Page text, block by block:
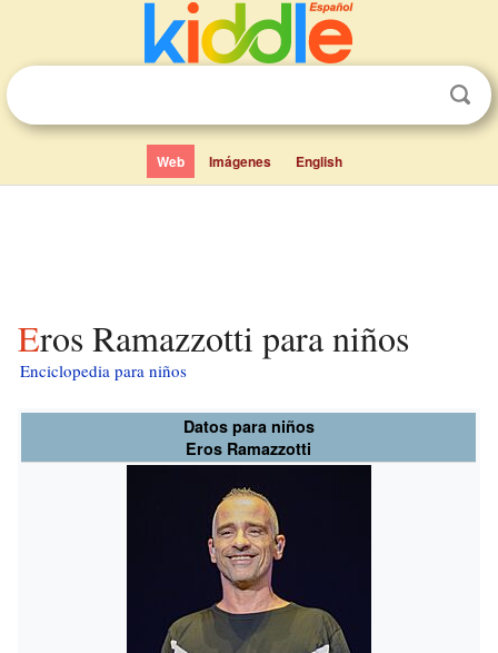
Web Imágenes English
Eros Ramazzotti para niños
Enciclopedia para niños
Datos para niños
Eros Ramazzotti